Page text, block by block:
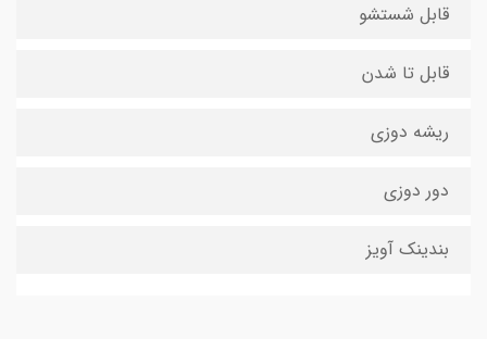
قابل شستشو
قابل تا شدن
ریشه دوزی
دور دوزی
بندینک آویز